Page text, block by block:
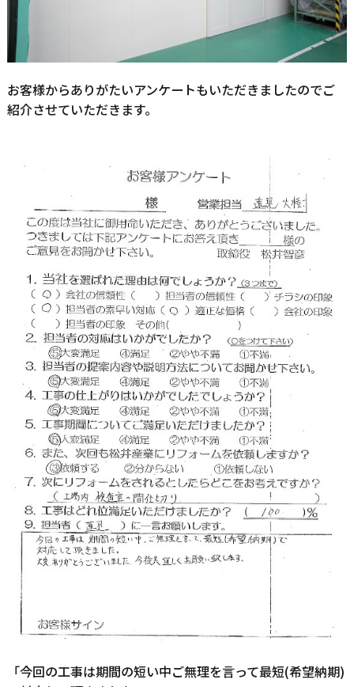
お客様からありがたいアンケートもいただきましたのでご
紹介させていただきます。
「今回の工事は期間の短い中ご無理を言って最短(希望納期)